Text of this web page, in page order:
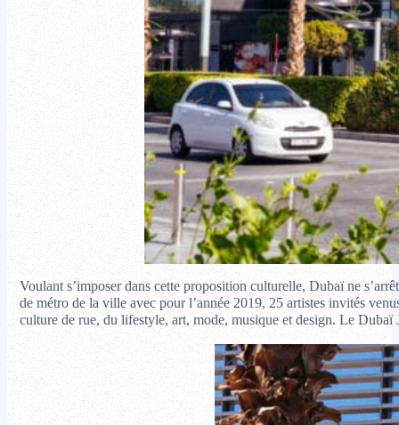
Voulant s’imposer dans cette proposition culturelle, Dubaï ne
de métro de la ville avec pour l’année 2019, 25 artistes invités
culture de rue, du lifestyle, art, mode, musique et design. Le